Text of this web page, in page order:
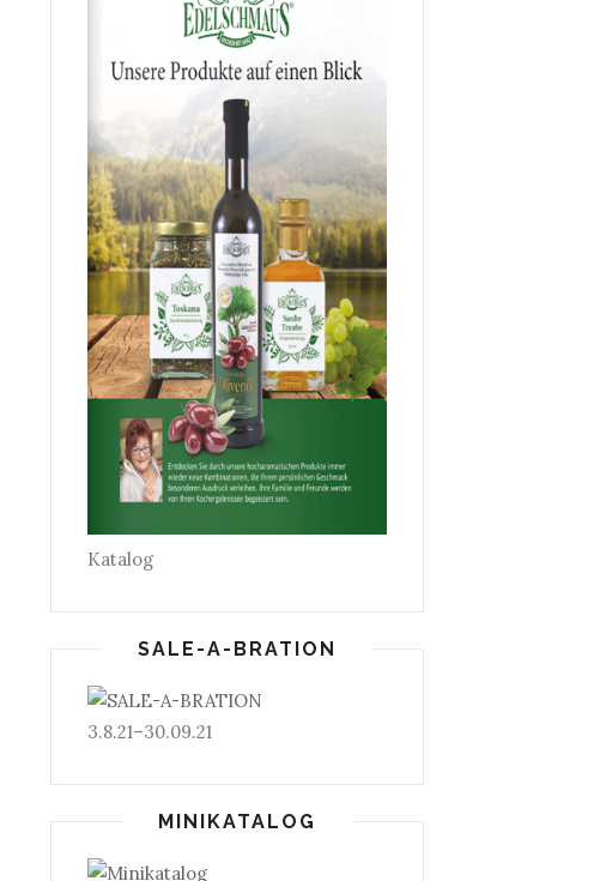
Katalog
SALE-A-BRATION
3.8.21–30.09.21
MINIKATALOG